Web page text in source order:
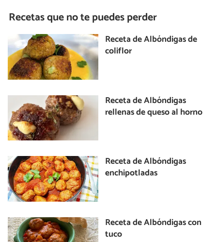
Recetas que no te puedes perder
Receta de Albóndigas de
coliflor
Receta de Albóndigas
rellenas de queso al horno
Receta de Albóndigas
enchipotladas
Receta de Albóndigas con
tuco